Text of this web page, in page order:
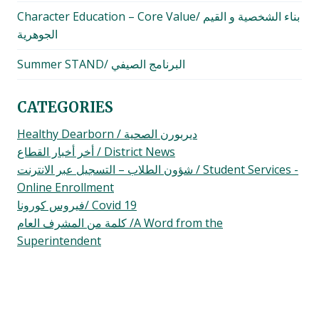
Character Education – Core Value/ بناء الشخصية و القيم
الجوهرية
Summer STAND/ البرنامج الصيفي
CATEGORIES
Healthy Dearborn / ديربورن الصحية
أخر أخبار القطاع / District News
شؤون الطلاب – التسجيل عبر الانترنت / Student Services -
Online Enrollment
فيروس كورونا/ Covid 19
كلمة من المشرف العام /A Word from the
Superintendent